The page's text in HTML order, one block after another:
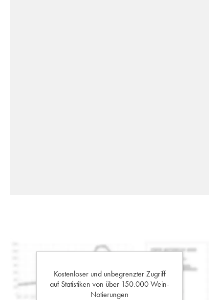
Kostenloser und unbegrenzter Zugriff
auf Statistiken von über 150.000 Wein-
Notierungen